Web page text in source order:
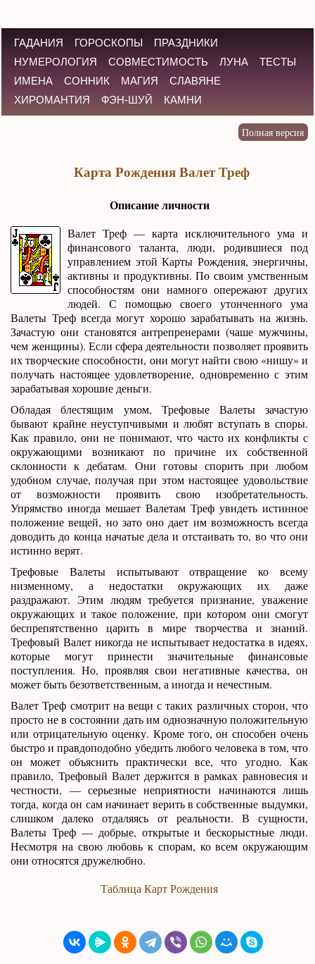
ГАДАНИЯ ГОРОСКОПЫ
ПРАЗДНИКИ
НУМЕРОЛОГИЯ
СОВМЕСТИМОСТЬ ЛУНА
ТЕСТЫ
ИМЕНА
СОННИК МАГИЯ
СЛАВЯНЕ
ХИРОМАНТИЯ
ФЭН-ШУЙ КАМНИ
Карта Рождения Валет Треф
Описание личности
Валет Треф — карта исключительного ума и
финансового таланта, люди, родившиеся под
управлением этой Карты Рождения, энергичны,
активны и продуктивны. По своим умственным
способностям они намного опережают других
людей. С помощью своего утонченного ума
Валеты Треф всегда могут хорошо зарабатывать на жизнь.
Зачастую они становятся антрепренерами (чаше мужчины,
чем женщины). Если сфера деятельности позволяет проявить
их творческие способности, они могут найти свою «нишу» и
получать настоящее удовлетворение, одновременно с этим
зарабатывая хорошие деньги.
Обладая блестящим умом, Трефовые Валеты зачастую
бывают крайне неуступчивыми и любят вступать в споры.
Как правило, они не понимают, что часто их конфликты с
окружающими возникают по причине их собственной
склонности к дебатам. Они готовы спорить при любом
удобном случае, получая при этом настоящее удовольствие
от возможности проявить свою изобретательность.
Упрямство иногда мешает Валетам Треф увидеть истинное
положение вещей, но зато оно дает им возможность всегда
доводить до конца начатые дела и отстаивать то, во что они
истинно верят.
Трефовые Валеты испытывают отвращение ко всему
низменному, а недостатки окружающих их даже
раздражают. Этим людям требуется признание, уважение
окружающих и такое положение, при котором они смогут
беспрепятственно царить в мире творчества и знаний.
Трефовый Валет никогда не испытывает недостатка в идеях,
которые могут принести значительные финансовые
поступления. Но, проявляя свои негативные качества, он
может быть безответственным, а иногда и нечестным.
Валет Треф смотрит на вещи с таких различных сторон, что
просто не в состоянии дать им однозначную положительную
или отрицательную оценку. Кроме того, он способен очень
быстро и правдоподобно убедить любого человека в том, что
он может объяснить практически все, что угодно. Как
правило, Трефовый Валет держится в рамках равновесия и
честности, — серьезные неприятности начинаются лишь
тогда, когда он сам начинает верить в собственные выдумки,
слишком далеко отдаляясь от реальности. В сущности,
Валеты Треф — добрые, открытые и бескорыстные люди.
Несмотря на свою любовь к спорам, ко всем окружающим
они относятся дружелюбно.
Таблица Карт Рождения